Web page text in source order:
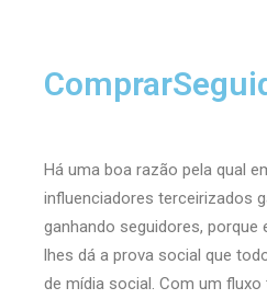
Há uma boa razão pela qual
influenciadores terceirizados
ganhando seguidores, porque
lhes dá a prova social que
de mídia social. Com um